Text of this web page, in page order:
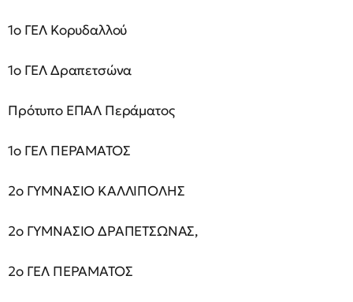
1ο ΓΕΛ Κορυδαλλού
1ο ΓΕΛ Δραπετσώνα
Πρότυπο ΕΠΑΛ Περάματος
1ο ΓΕΛ ΠΕΡΑΜΑΤΟΣ
2ο ΓΥΜΝΑΣΙΟ ΚΑΛΛΙΠΟΛΗΣ
2ο ΓΥΜΝΑΣΙΟ ΔΡΑΠΕΤΣΩΝΑΣ,
2ο ΓΕΛ ΠΕΡΑΜΑΤΟΣ